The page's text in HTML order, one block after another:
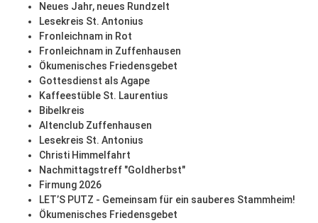
Neues Jahr, neues Rundzelt
Lesekreis St. Antonius
Fronleichnam in Rot
Fronleichnam in Zuffenhausen
Ökumenisches Friedensgebet
Gottesdienst als Agape
Kaffeestüble St. Laurentius
Bibelkreis
Altenclub Zuffenhausen
Lesekreis St. Antonius
Christi Himmelfahrt
Nachmittagstreff "Goldherbst"
Firmung 2026
LET’S PUTZ - Gemeinsam für ein sauberes Stammheim!
Ökumenisches Friedensgebet